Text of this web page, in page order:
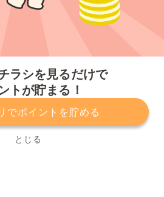
ラシを見るだけで
トが貯まる！
でポイントを貯める
とじる
シー 利用規約
運営会社
問い合わせ